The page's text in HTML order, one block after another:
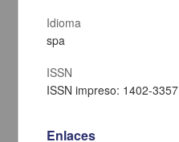
Idioma
spa
ISSN
ISSN impreso: 1402-3357
Enlaces